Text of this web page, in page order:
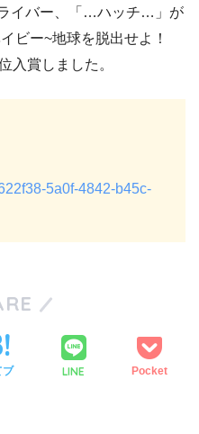
イバー、「…ハッチ…」が
ビー~地球を脱出せよ！
入賞しました。
5a0f-4842-b45c-
ブ LINE Pocket